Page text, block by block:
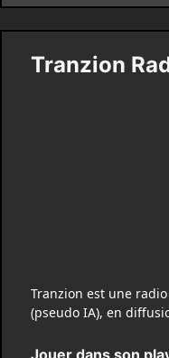
Tranzion
Tranzion est une
(pseudo IA), en
Jouer dans son